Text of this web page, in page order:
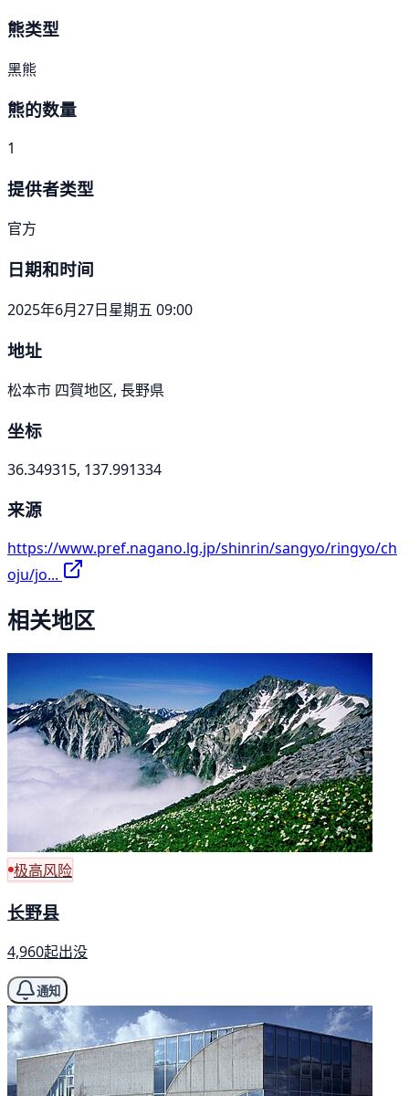
熊类型
黑熊
熊的数量
1
提供者类型
官方
日期和时间
2025年6月27日星期五 09:00
地址
松本市 四賀地区, 長野県
坐标
36.349315, 137.991334
来源
https://www.pref.nagano.lg.jp/shinrin/sangyo/ringyo/ch
oju/jo...
相关地区
极高风险
长野县
4,960起出没
通知